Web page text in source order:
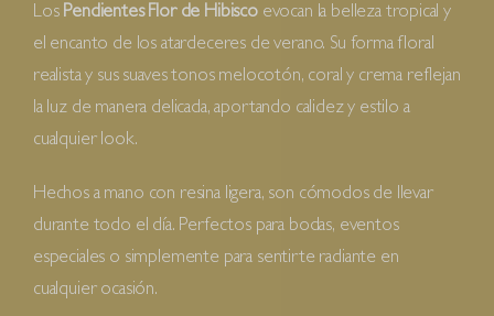
Los Pendientes Flor de Hibiscoevocan la belleza tropical y
el encanto de los atardeceres de verano. Su forma floral
realista y sus suaves tonos melocotón, coral y crema reflejan
la luz de manera delicada, aportando calidez y estilo a
cualquier look.
Hechos a mano con resina ligera, son cómodos de llevar
durante todo el día. Perfectos para bodas, eventos
especiales o simplemente para sentirte radiante en
cualquier ocasión.